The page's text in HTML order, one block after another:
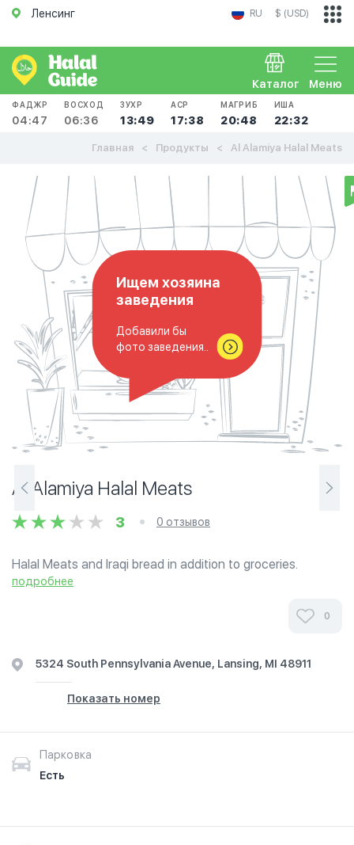
Ленсинг RU $ (USD)
Меню
Каталог
ФАДЖР
04:47
ВОСХОД
06:36
ЗУХР
13:49
АСР
17:38
МАГРИБ
20:48
ИША
22:32
Главная Продукты Al Alamiya Halal Meats
Ищем хозяина
заведения
Добавили бы
фото заведения..
Al Alamiya Halal Meats
3 0 отзывов
Halal Meats and Iraqi bread in addition to groceries.
подробнее
0
5324 South Pennsylvania Avenue, Lansing, MI 48911
Показать номер
Парковка
Есть